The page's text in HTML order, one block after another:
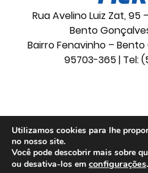
Rua Avelino Luiz Zat, 95
Bento
Bairro Fenavinho – Bento
95703-365 | Tel:
© 2026 Movelsul. Todos
Utilizamos cookies para lhe
no nosso site.
Você pode descobrir mais sobre
ou desativa-los em configurações.